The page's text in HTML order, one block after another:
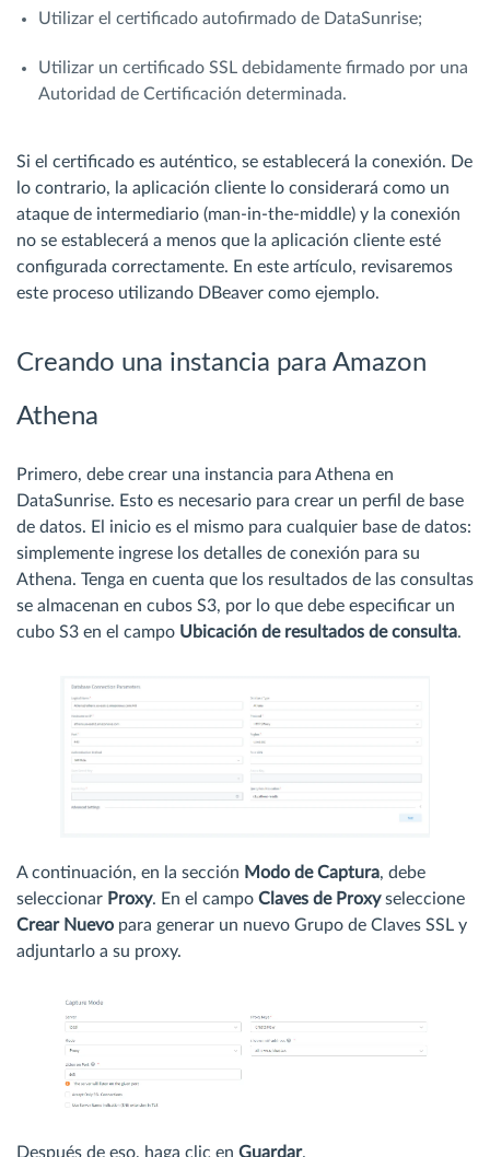
Utilizar el certificado autofirmado de DataSunrise;
Utilizar un certificado SSL debidamente firmado por una
Autoridad de Certificación determinada.
Si el certificado es auténtico, se establecerá la conexión. De
lo contrario, la aplicación cliente lo considerará como un
ataque de intermediario (man-in-the-middle) y la conexión
no se establecerá a menos que la aplicación cliente esté
configurada correctamente. En este artículo, revisaremos
este proceso utilizando DBeaver como ejemplo.
Creando una instancia para Amazon
Athena
Primero, debe crear una instancia para Athena en
DataSunrise. Esto es necesario para crear un perfil de base
de datos. El inicio es el mismo para cualquier base de datos:
simplemente ingrese los detalles de conexión para su
Athena. Tenga en cuenta que los resultados de las consultas
se almacenan en cubos S3, por lo que debe especificar un
cubo S3 en el campo Ubicación de resultados de consulta.
A continuación, en la sección Modo de Captura, debe
seleccionar Proxy. En el campo Claves de Proxyseleccione
Crear Nuevo para generar un nuevo Grupo de Claves SSL y
adjuntarlo a su proxy.
Después de eso, haga clic en Guardar.